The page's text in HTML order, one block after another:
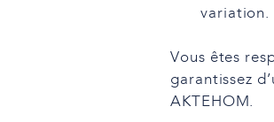
variation.
Vous êtes
garantissez
AKTEHOM.